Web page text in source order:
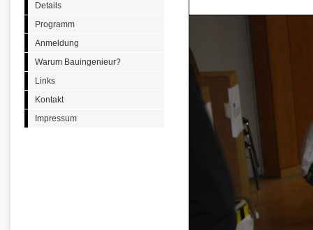
Details
Programm
Anmeldung
Warum Bauingenieur?
Links
Kontakt
Impressum